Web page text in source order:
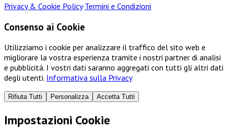
Privacy & Cookie Policy·Termini e Condizioni
Consenso ai Cookie
Utilizziamo i cookie per analizzare il traffico del sito web e
migliorare la vostra esperienza tramite i nostri partner di analisi
e pubblicità. I vostri dati saranno aggregati con tutti gli altri dati
degli utenti. Informativa sulla Privacy
Rifiuta Tutti Personalizza Accetta Tutti
Impostazioni Cookie